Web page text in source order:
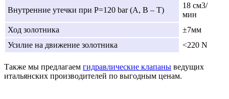
Внутренние утечки при Р=120 bar (А, В – Т)
18 cм3/
мин
Ход золотника
±7мм
Усилие на движение золотника
<220 N
Также мы предлагаем гидравлические клапаны ведущих
итальянских производителей по выгодным ценам.